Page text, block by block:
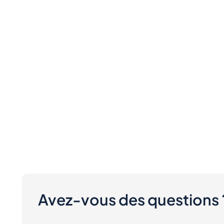
Avez-vous des questions